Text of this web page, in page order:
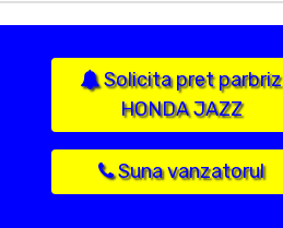
Solicita pret parbriz
HONDA JAZZ
Suna vanzatorul